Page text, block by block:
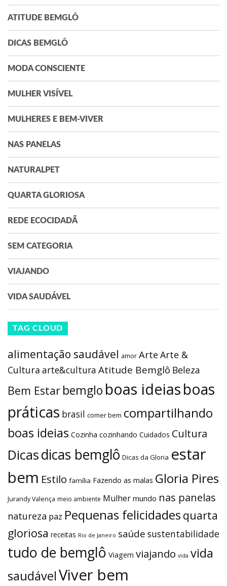
ATITUDE BEMGLÔ
DICAS BEMGLÔ
MODA CONSCIENTE
MULHER VISÍVEL
MULHERES E BEM-VIVER
NAS PANELAS
NATURALPET
QUARTA GLORIOSA
REDE ECOCIDADÃ
SEM CATEGORIA
VIAJANDO
VIDA SAUDÁVEL
TAG CLOUD
alimentação saudável amor Arte Arte &
Cultura arte&cultura Atitude Bemglô Beleza
Bem Estar bemglo boas ideiasboas
práticas brasil comer bem compartilhando
boas ideias Cozinha cozinhando Cuidados Cultura
Dicasdicas bemglô Dicas da Gloria estar
bem Estilo família Fazendo as malas Gloria Pires
Jurandy Valença meio ambiente Mulher mundo nas panelas
natureza paz Pequenas felicidades quarta
gloriosa receitas Rio de Janeiro saúde sustentabilidade
tudo de bemglô Viagem viajando vida vida
saudávelViver bem